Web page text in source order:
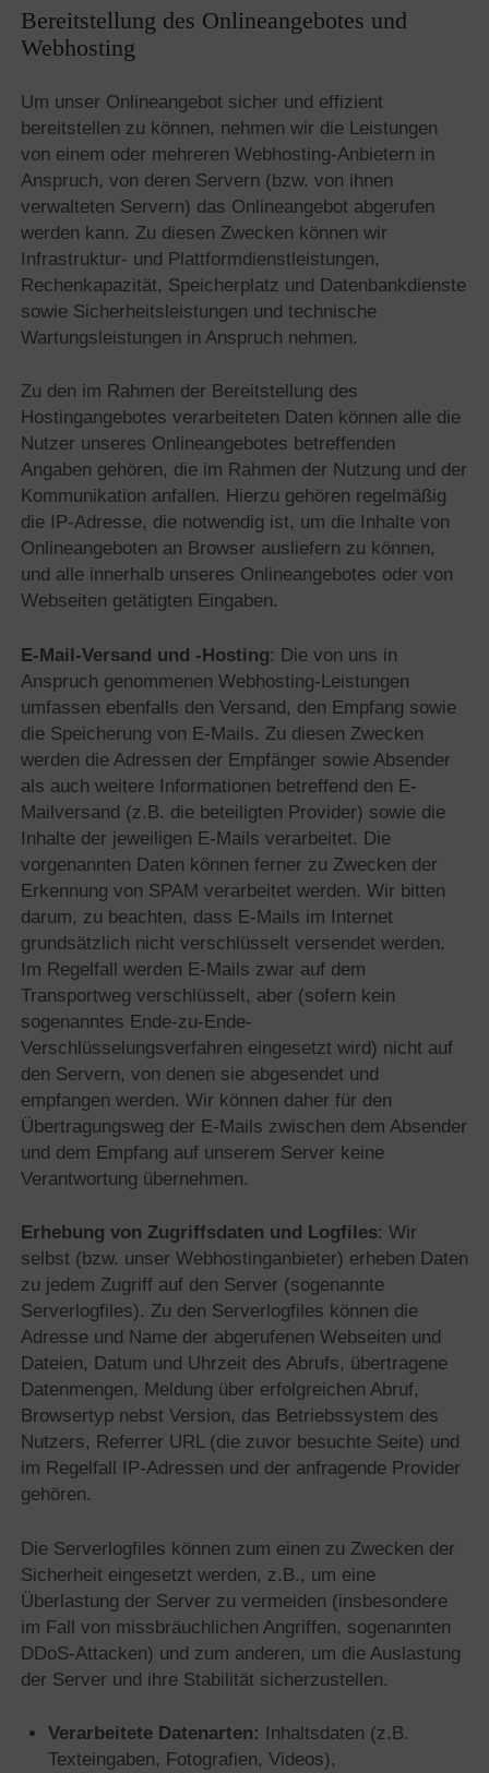
Bereitstellung des Onlineangebotes und
Webhosting
Um unser Onlineangebot sicher und effizient
bereitstellen zu können, nehmen wir die Leistungen
von einem oder mehreren Webhosting-Anbietern in
Anspruch, von deren Servern (bzw. von ihnen
verwalteten Servern) das Onlineangebot abgerufen
werden kann. Zu diesen Zwecken können wir
Infrastruktur- und Plattformdienstleistungen,
Rechenkapazität, Speicherplatz und Datenbankdienste
sowie Sicherheitsleistungen und technische
Wartungsleistungen in Anspruch nehmen.
Zu den im Rahmen der Bereitstellung des
Hostingangebotes verarbeiteten Daten können alle die
Nutzer unseres Onlineangebotes betreffenden
Angaben gehören, die im Rahmen der Nutzung und der
Kommunikation anfallen. Hierzu gehören regelmäßig
die IP-Adresse, die notwendig ist, um die Inhalte von
Onlineangeboten an Browser ausliefern zu können,
und alle innerhalb unseres Onlineangebotes oder von
Webseiten getätigten Eingaben.
E-Mail-Versand und -Hosting: Die von uns in
Anspruch genommenen Webhosting-Leistungen
umfassen ebenfalls den Versand, den Empfang sowie
die Speicherung von E-Mails. Zu diesen Zwecken
werden die Adressen der Empfänger sowie Absender
als auch weitere Informationen betreffend den E-
Mailversand (z.B. die beteiligten Provider) sowie die
Inhalte der jeweiligen E-Mails verarbeitet. Die
vorgenannten Daten können ferner zu Zwecken der
Erkennung von SPAM verarbeitet werden. Wir bitten
darum, zu beachten, dass E-Mails im Internet
grundsätzlich nicht verschlüsselt versendet werden.
Im Regelfall werden E-Mails zwar auf dem
Transportweg verschlüsselt, aber (sofern kein
sogenanntes Ende-zu-Ende-
Verschlüsselungsverfahren eingesetzt wird) nicht auf
den Servern, von denen sie abgesendet und
empfangen werden. Wir können daher für den
Übertragungsweg der E-Mails zwischen dem Absender
und dem Empfang auf unserem Server keine
Verantwortung übernehmen.
Erhebung von Zugriffsdaten und Logfiles: Wir
selbst (bzw. unser Webhostinganbieter) erheben Daten
zu jedem Zugriff auf den Server (sogenannte
Serverlogfiles). Zu den Serverlogfiles können die
Adresse und Name der abgerufenen Webseiten und
Dateien, Datum und Uhrzeit des Abrufs, übertragene
Datenmengen, Meldung über erfolgreichen Abruf,
Browsertyp nebst Version, das Betriebssystem des
Nutzers, Referrer URL (die zuvor besuchte Seite) und
im Regelfall IP-Adressen und der anfragende Provider
gehören.
Die Serverlogfiles können zum einen zu Zwecken der
Sicherheit eingesetzt werden, z.B., um eine
Überlastung der Server zu vermeiden (insbesondere
im Fall von missbräuchlichen Angriffen, sogenannten
DDoS-Attacken) und zum anderen, um die Auslastung
der Server und ihre Stabilität sicherzustellen.
Verarbeitete Datenarten: Inhaltsdaten (z.B.
Texteingaben, Fotografien, Videos),